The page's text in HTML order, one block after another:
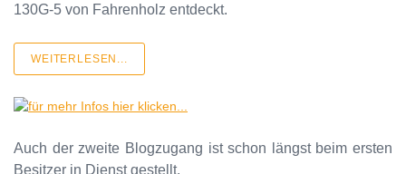
130G-5 von Fahrenholz entdeckt.
WEITERLESEN...
Auch der zweite Blogzugang ist schon längst beim ersten
Besitzer in Dienst gestellt.